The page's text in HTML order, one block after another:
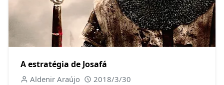
A estratégia de Josafá
Aldenir Araújo 2018/3/30